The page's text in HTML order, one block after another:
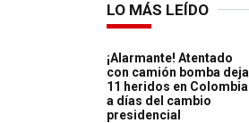
LO MÁS LEÍDO
¡Alarmante! Atentado
con camión bomba deja
11 heridos en Colombia
a días del cambio
presidencial